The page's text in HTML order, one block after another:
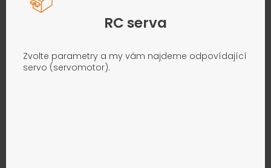
RC serva
Zvolte parametry a my vám najdeme odpovídající
servo (servomotor).